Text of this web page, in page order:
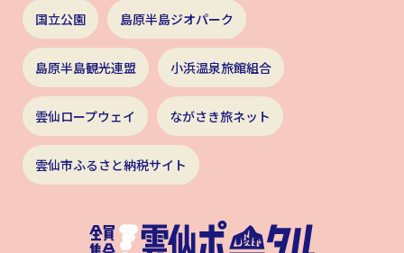
国立公園 島原半島ジオパーク
島原半島観光連盟 小浜温泉旅館組合
雲仙ロープウェイ ながさき旅ネット
雲仙市ふるさと納税サイト